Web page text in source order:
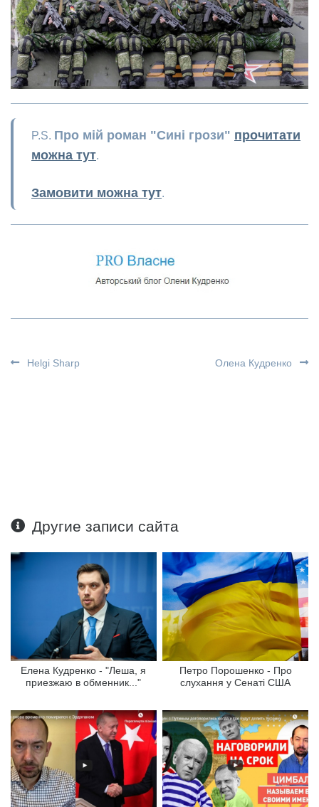
P.S. Про мій роман "Сині грози" прочитати
можна тут.
Замовити можна тут.
Helgi Sharp Олена Кудренко
Другие записи сайта
Елена Кудренко - "Леша, я
приезжаю в обменник..."
Петро Порошенко - Про
слухання у Сенаті США